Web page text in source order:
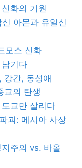
화의 기원
아몬과 유일신
모스 신화
기다
강간, 동성애
교의 탄생
교만 살리다
괴: 메시아 사상
주의 vs. 바올